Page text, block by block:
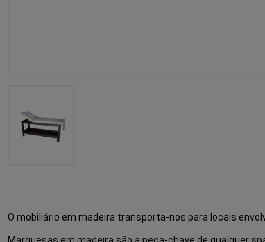
O mobiliário em madeira transporta-nos para locais